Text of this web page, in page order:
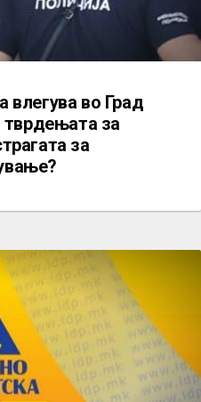
влeгува во Град
тврдењата за
за